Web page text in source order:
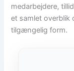
medarbejdere,
et samlet overblik
tilgængelig form.